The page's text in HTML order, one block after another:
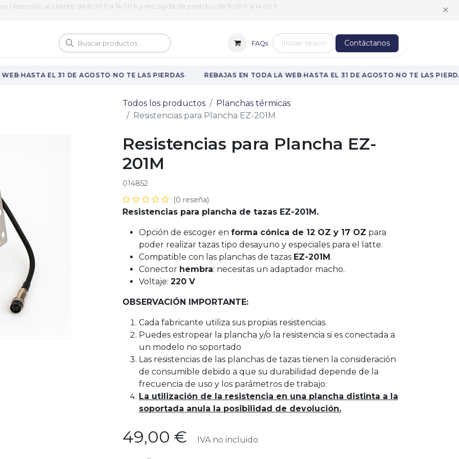
| Atención al cliente de 8:00 h a 14:00 h y recogida de pedidos de 9:00 h a 14:00 h ✕
Vuelta al cole FAQs Iniciar sesión Contáctanos
·HASTA EL 31 DE AGOSTO·NO TE LAS PIERDAS· REBAJAS EN TODA LA WEB·HASTA EL 31 DE AGOSTO·NO TE LAS
Todos los productos
Planchas térmicas
Resistencias para Plancha EZ-201M
Resistencias para Plancha EZ-
201M
014852
(0 reseña)
Resistencias para plancha de tazas EZ-201M.
Opción de escoger en forma cónica de 12 OZ y 17 OZ para
poder realizar tazas tipo desayuno y especiales para el latte.
Compatible con las planchas de tazas EZ-201M.
Conector hembra: necesitas un adaptador macho.
Voltaje: 220 V
OBSERVACIÓN IMPORTANTE:
Cada fabricante utiliza sus propias resistencias.
Puedes estropear la plancha y/o la resistencia si es conectada a
un modelo no soportado
Las resistencias de las planchas de tazas tienen la consideración
de consumible debido a que su durabilidad depende de la
frecuencia de uso y los parámetros de trabajo.
La utilización de la resistencia en una plancha distinta a la
soportada anula la posibilidad de devolución.
49,00 € IVA no incluido